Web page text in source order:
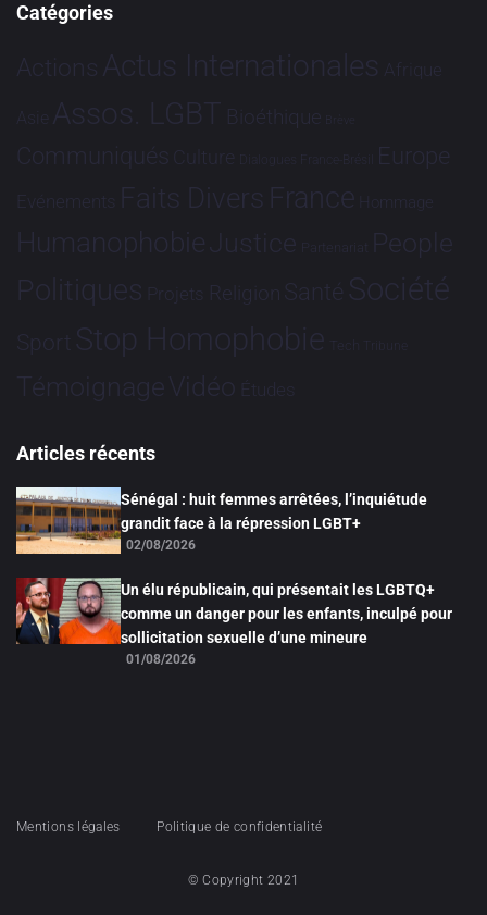
Catégories
Actions Actus Internationales Afrique
Asie Assos. LGBT Bioéthique Brève
Communiqués Culture Dialogues France-Brésil Europe
Evénements Faits Divers France Hommage
HumanophobieJustice Partenariat People
Politiques Projets Religion Santé Société
Sport Stop Homophobie Tech Tribune
TémoignageVidéo Études
Articles récents
Sénégal : huit femmes arrêtées, l’inquiétude
grandit face à la répression LGBT+
02/08/2026
Un élu républicain, qui présentait les LGBTQ+
comme un danger pour les enfants, inculpé pour
sollicitation sexuelle d’une mineure
01/08/2026
Mentions légales Politique de confidentialité
© Copyright 2021